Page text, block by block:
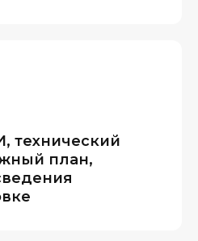
технический
план,